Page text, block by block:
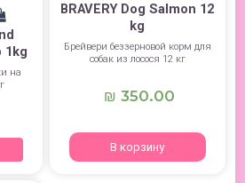
1kg
на
BRAVERY Dog Salmon 12
kg
Брейвери беззерновой корм для
собак из лосося 12 кг
₪ 350.00
В корзину